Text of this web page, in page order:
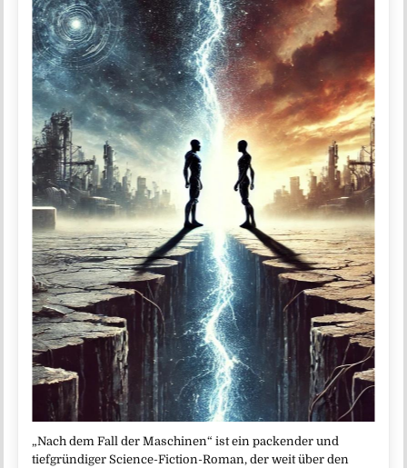
„Nach dem Fall der Maschinen“ ist ein packender und
tiefgründiger Science-Fiction-Roman, der weit über den